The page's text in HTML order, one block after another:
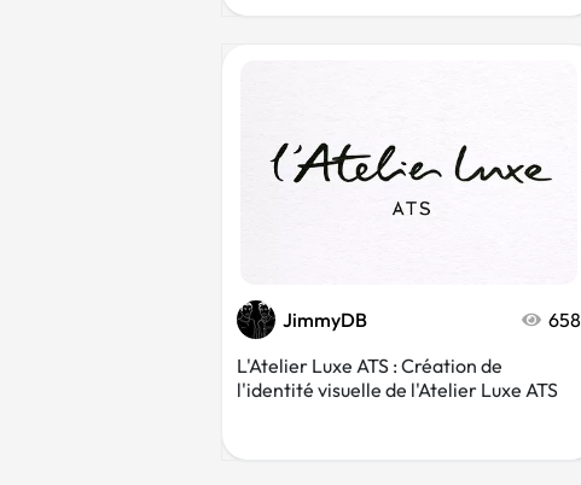
JimmyDB
658
L'Atelier Luxe ATS : Création de
l'identité visuelle de l'Atelier Luxe ATS